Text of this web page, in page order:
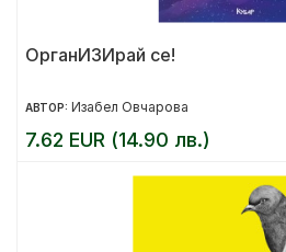
ОрганИЗИрай се!
АВТОР: Изабел Овчарова
7.62 EUR (14.90 лв.)